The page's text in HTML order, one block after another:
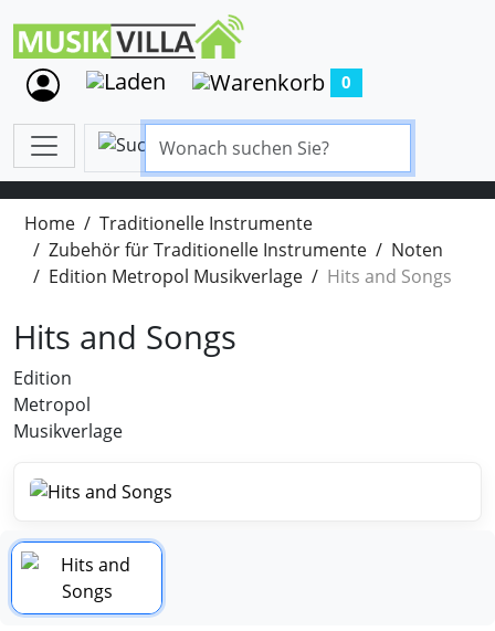
0
Home
Traditionelle Instrumente
Zubehör für Traditionelle Instrumente
Noten
Edition Metropol Musikverlage
Hits and Songs
Hits and Songs
Edition
Metropol
Musikverlage